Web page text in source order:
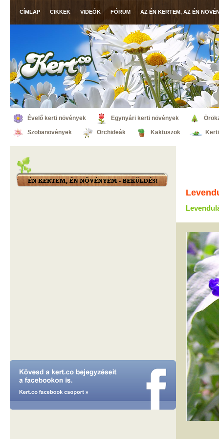
CÍMLAP CIKKEK VIDEÓK FÓRUM AZ ÉN KERTEM, AZ ÉN
Évelő kerti növények Egynyári kerti növények
Szobanövények Orchideák Kaktuszok